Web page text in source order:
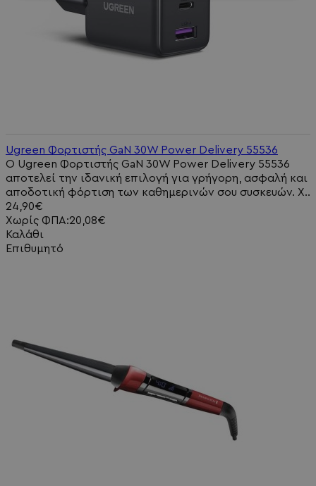
Ugreen Φορτιστής GaN 30W Power Delivery 55536
Ο Ugreen Φορτιστής GaN 30W Power Delivery 55536
αποτελεί την ιδανική επιλογή για γρήγορη, ασφαλή και
αποδοτική φόρτιση των καθημερινών σου συσκευών. Χ..
24,90€
Χωρίς ΦΠΑ:20,08€
Καλάθι
Επιθυμητό